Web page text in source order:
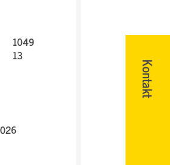
Kontakt
1049
13